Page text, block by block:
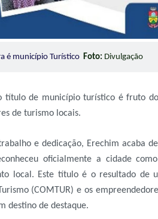
é município Turístico Foto: Divulgação
título de município turístico é fruto
de turismo locais.
e dedicação, Erechim acaba
oficialmente a cidade
local. Este título é o resultado de
(COMTUR) e os
destino de destaque.